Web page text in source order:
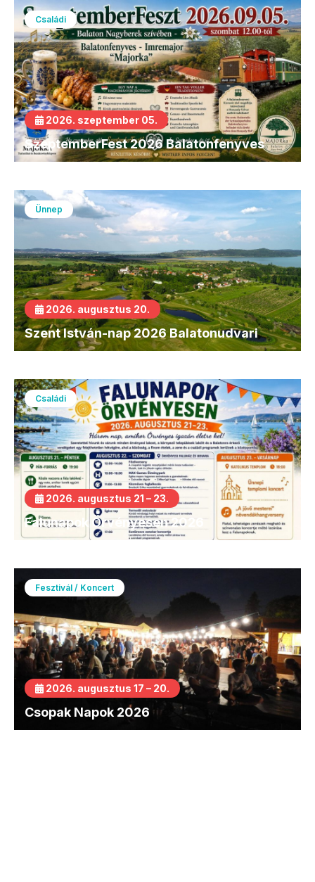
Családi
2026. szeptember 05.
SzeptemberFest 2026 Balatonfenyves
Ünnep
2026. augusztus 20.
Szent István-nap 2026 Balatonudvari
Családi
2026. augusztus 21 – 23.
Falunapok Örvényesen 2026
Fesztivál / Koncert
2026. augusztus 17 – 20.
Csopak Napok 2026